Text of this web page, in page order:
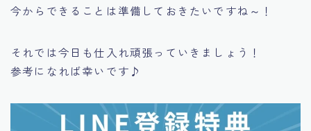
今からできることは準備しておきたいですね～！
それでは今日も仕入れ頑張っていきましょう！
参考になれば幸いです♪